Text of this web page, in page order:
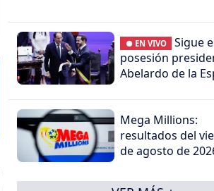
● EN VIVO
Sigue
posesión
Abelardo de la
Mega Millions:
resultados del
de agosto de